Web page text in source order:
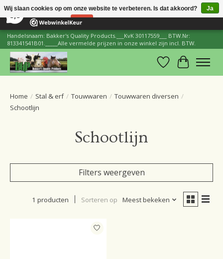
206 Reviews ×
Handelsnaam: Bakker's Quality Products.___KvK 30117559___ BTW.Nr:
813341541B01._____Alle vermelde prijzen in onze winkel zijn incl. BTW.
Verlanglijst
Home / Stal & erf / Touwwaren / Touwwaren diversen /
Schootlijn
Schootlijn
Filters weergeven
1 producten Sorteren op Meest bekeken
Wij slaan cookies op om onze website te verbeteren. Is dat akkoord?
Ja
Nee